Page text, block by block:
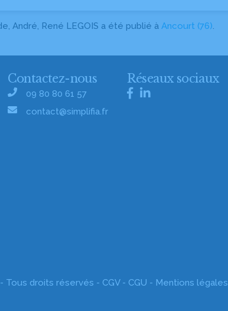
André, René LEGOIS a été publié à Ancourt (76).
Contactez-nous
09 80 80 61 57
contact@simplifia.fr
Réseaux sociaux
Tous droits réservés - CGV- CGU - Mentions légales